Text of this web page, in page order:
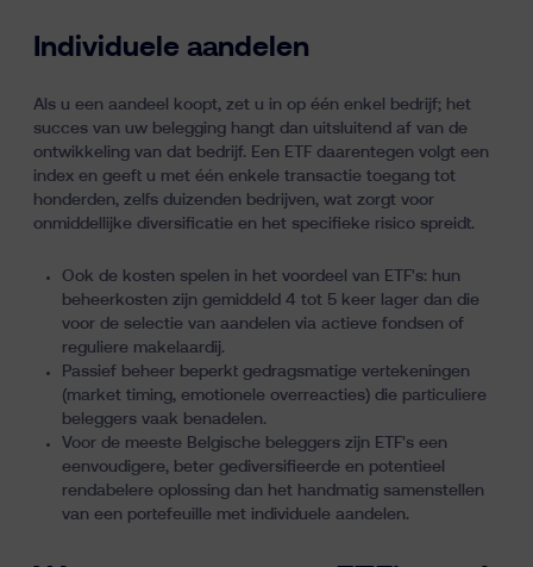
Individuele aandelen
Als u een aandeel koopt, zet u in op één enkel bedrijf; het
succes van uw belegging hangt dan uitsluitend af van de
ontwikkeling van dat bedrijf. Een ETF daarentegen volgt een
index en geeft u met één enkele transactie toegang tot
honderden, zelfs duizenden bedrijven, wat zorgt voor
onmiddellijke diversificatie en het specifieke risico spreidt.
Ook de kosten spelen in het voordeel van ETF's: hun
beheerkosten zijn gemiddeld 4 tot 5 keer lager dan die
voor de selectie van aandelen via actieve fondsen of
reguliere makelaardij.
Passief beheer beperkt gedragsmatige vertekeningen
(market timing, emotionele overreacties) die particuliere
beleggers vaak benadelen.
Voor de meeste Belgische beleggers zijn ETF's een
eenvoudigere, beter gediversifieerde en potentieel
rendabelere oplossing dan het handmatig samenstellen
van een portefeuille met individuele aandelen.